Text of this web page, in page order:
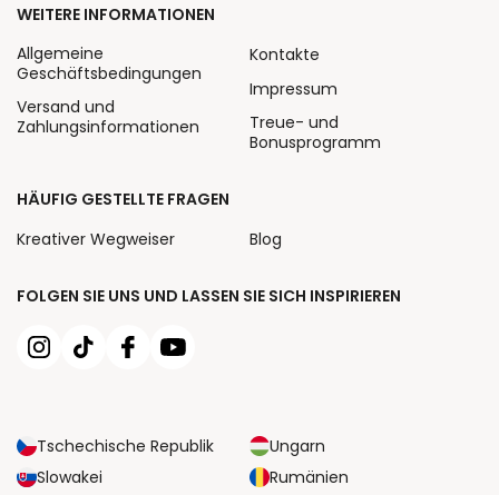
FOLGEN SIE UNS UND LASSEN SIE SICH INSPIRIEREN
Tschechische Republik
Ungarn
Slowakei
Rumänien
WEITERE INFORMATIONEN
Allgemeine
Geschäftsbedingungen
Versand und
Zahlungsinformationen
Kontakte
Impressum
Treue- und
Bonusprogramm
HÄUFIG GESTELLTE FRAGEN
Kreativer Wegweiser
Blog